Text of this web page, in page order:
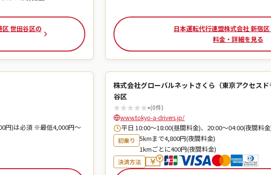
世田谷区の
日本運転代行連盟株式会社 新宿
料金・詳細を見る
円)は必須 ※最低4,000円～
株式会社グローバルネットさくら（東京アクセス
谷区
★★★★★-(0件)
www.tokyo-a-drivers.jp/
平日 10:00～18:00(昼間料金)、20:00～04:00(夜間料
初乗り
5kmまで4,800円(夜間料金)
1kmごとに400円(夜間料金)
決済方法